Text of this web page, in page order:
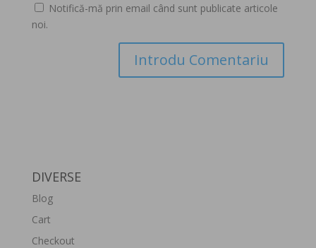
Notifică-mă prin email când sunt publicate articole
noi.
DIVERSE
Blog
Cart
Checkout